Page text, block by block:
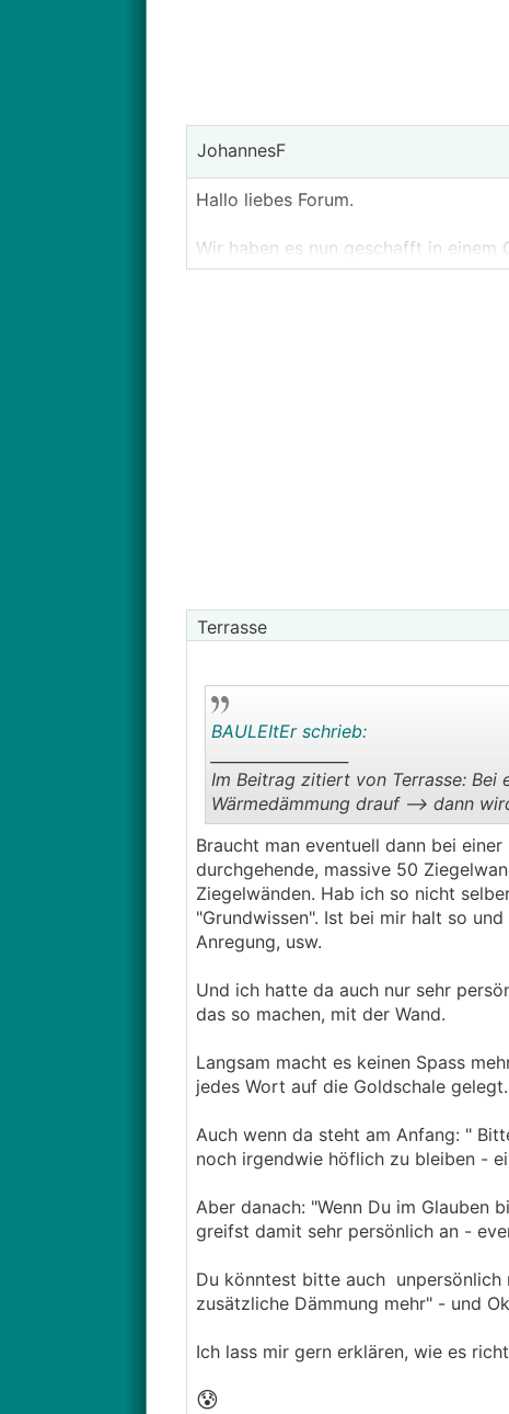
JohannesF
Hallo liebes Forum.
Wir haben es nun geschafft in einem
Feedback hören.
Freuen uns auf eure Inputs
Terrasse
BAULEItEr schrieb:
Im Beitrag zitiert von Terrasse: Bei
Wärmedämmung drauf --> dann
Bitte nicht falsch verstehen, aber
raufkommt, dann muss ich einfach
ist. (Eigentlich gar keines). Und
.....Keine Ahnung was ich da noch
Braucht man eventuell dann bei
durchgehende, massive 50
Ziegelwänden. Hab ich so nicht
"Grundwissen". Ist bei mir halt so
Anregung, usw.
Und ich hatte da auch nur sehr
das so machen, mit der Wand.
Langsam macht es keinen Spass
jedes Wort auf die Goldschale gelegt.
Auch wenn da steht am Anfang: "
noch irgendwie höflich zu bleiben -
Aber danach: "Wenn Du im Glauben
greifst damit sehr persönlich an -
Du könntest bitte auch unpersönlich
zusätzliche Dämmung mehr" - und
Ich lass mir gern erklären, wie es
😰